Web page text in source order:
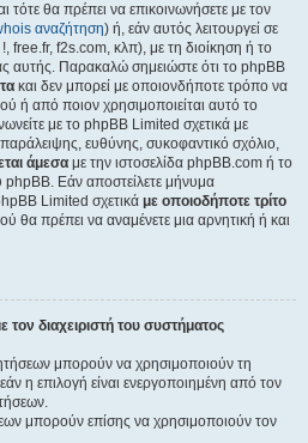
τότε θα πρέπει να επικοινωνήσετε με τον
αναζήτηση) ή, εάν αυτός λειτουργεί σε
free.fr, f2s.com, κλπ), με τη διοίκηση ή το
αυτής. Παρακαλώ σημειώστε ότι το phpBB
και δεν μπορεί με οποιονδήποτε τρόπο να
ή από ποιον χρησιμοποιείται αυτό το
με το phpBB Limited σχετικά με
ευθύνης, συκοφαντικό σχόλιο,
άμεσα με την ιστοσελίδα phpBB.com ή το
phpBB. Εάν αποστείλετε μήνυμα
Limited σχετικά με οποιοδήποτε τρίτο
θα πρέπει να αναμένετε μια αρνητική ή και
διαχειριστή του συστήματος
μπορούν να χρησιμοποιούν τη
η επιλογή είναι ενεργοποιημένη από τον
μπορούν επίσης να χρησιμοποιούν τον